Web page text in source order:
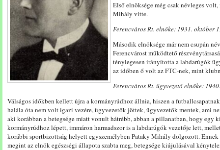
Első elnöksége még csak névleges
Mihály vitte.
Ferencváros Rt. elnöke: 1931. október
Második elnöksége már nem csupán
Ferencvárost működtető
ténylegesen irányította a labdarúgók
az időben ő volt az FTC-nek, mint
Ferencváros Rt. ügyvezető elnöke:
Válságos időkben kellett újra a kormányrúdhoz állnia, hiszen a
halála óta nem volt igazi vezére, ügyvezetők jöttek, ügyvezetők mentek, ami
aki korábban a betegsége miatt vonult hátrébb, abban a pillanatban, hogy egy
kormányrúdhoz lépett, immáron harmadszor is a labdarúgók vezetője lett,
korábbi sportbizottság helyett egyszemélyben Pataky Mihály dolgozott. Ennek
megint az elnök egészségi állapota szabta meg, betegsége kiújulásával